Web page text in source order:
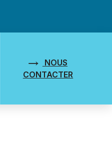
NOUS
CONTACTER